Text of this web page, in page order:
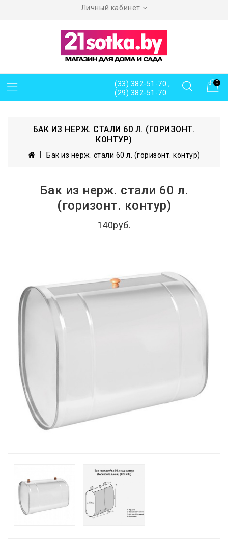
Личный кабинет
0
(33) 382-51-70 ,
(29) 382-51-70
БАК ИЗ НЕРЖ. СТАЛИ 60 Л. (ГОРИЗОНТ.
КОНТУР)
Бак из нерж. стали 60 л. (горизонт. контур)
Бак из нерж. стали 60 л.
(горизонт. контур)
140руб.